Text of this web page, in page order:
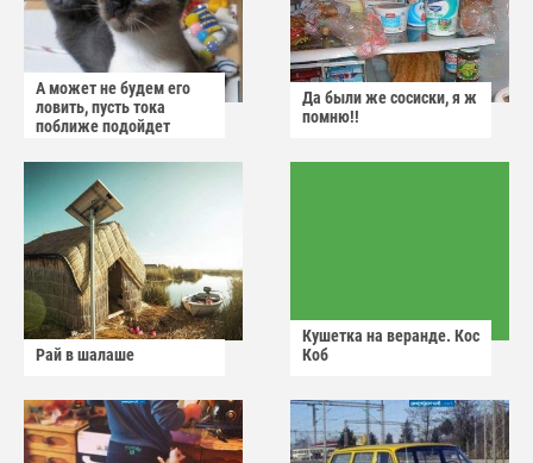
А может не будем его
ловить, пусть тока
поближе подойдет
Да были же сосиски, я ж
помню!!
Рай в шалаше
Кушетка на веранде. Кос
Коб